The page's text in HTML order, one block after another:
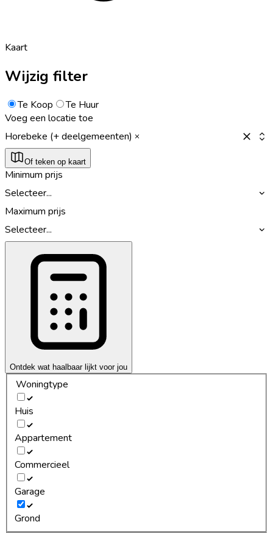
Kaart
Wijzig filter
Te Koop
Te Huur
Voeg een locatie toe
Horebeke (+ deelgemeenten)
Of teken op kaart
Minimum prijs
Selecteer...
Maximum prijs
Selecteer...
Ontdek wat haalbaar lijkt voor jou
Woningtype
Huis
Appartement
Commercieel
Garage
Grond